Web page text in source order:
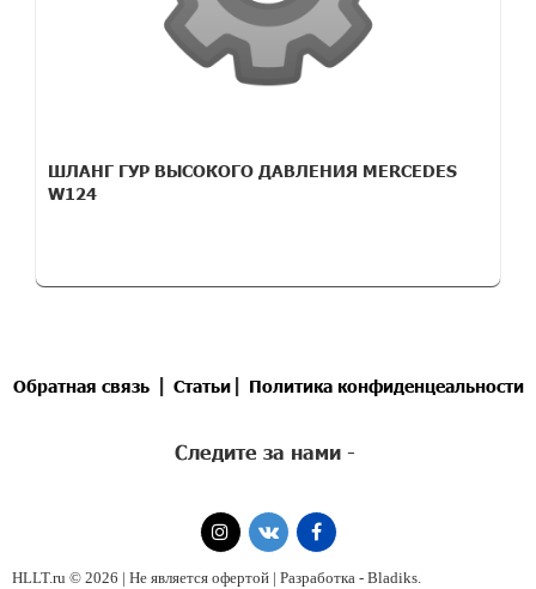
ШЛАНГ ГУР ВЫСОКОГО ДАВЛЕНИЯ MERCEDES
W124
Обратная связь| Статьи| Политика конфиденцеальности
Следите за нами -
HLLT.ru © 2026 | Не является офертой | Разработка - Bladiks